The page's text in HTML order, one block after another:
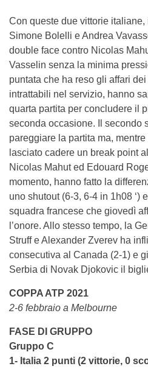
Con queste due vittorie italiane,
Simone Bolelli e Andrea
double face contro Nicolas
Vasselin senza la minima
puntata che ha reso gli affari
intrattabili nel servizio, hanno
quarta partita per concludere il
seconda occasione. Il secondo
pareggiare la partita ma,
lasciato cadere un break point
Nicolas Mahut ed Edouard
momento, hanno fatto la
uno shutout (6-3, 6-4 in 1h08 ‘)
squadra francese che giovedì
l’onore. Allo stesso tempo, la
Struff e Alexander Zverev ha
consecutiva al Canada (2-1) e
Serbia di Novak Djokovic il
COPPA ATP 2021
2-6 febbraio a Melbourne
FASE DI GRUPPO
Gruppo C
1- Italia 2 punti (2 vittorie, 0